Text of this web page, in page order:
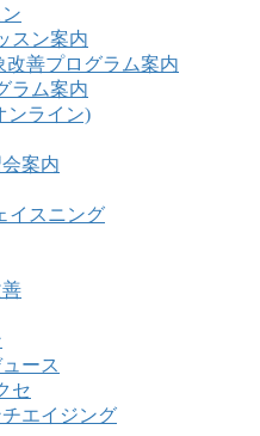
スン案内
善プログラム案内
ラム案内
ンライン)
案内
イスニング
ース
セ
エイジング